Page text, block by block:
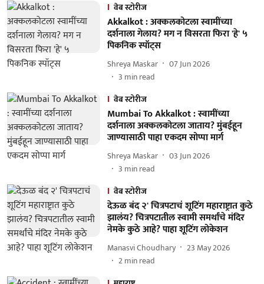
वेब स्टोरीज
Akkalkot : अक्कलकोटला स्वामींच्या
दर्शनाला गेलाय? मग न विसरता फिरा 'हे' ५
पिकनिक स्पॉट्स
Shreya Maskar
07 Jun 2026
3 min read
वेब स्टोरीज
Mumbai To Akkalkot : स्वामींच्या
दर्शनाला अक्कलकोटला जाताय? मुंबईहून
जाण्यासाठी पाहा एकदम सोप्पा मार्ग
Shreya Maskar
03 Jun 2026
3 min read
वेब स्टोरीज
देऊळ बंद २' चित्रपटाचं शूटिंग महाराष्ट्रात कुठे
झालंय? चित्रपटातील स्वामी समर्थांचे मंदिर
नेमके कुठे आहे? पाहा शूटिंग लोकेशन
Manasvi Choudhary
23 May 2026
2min read